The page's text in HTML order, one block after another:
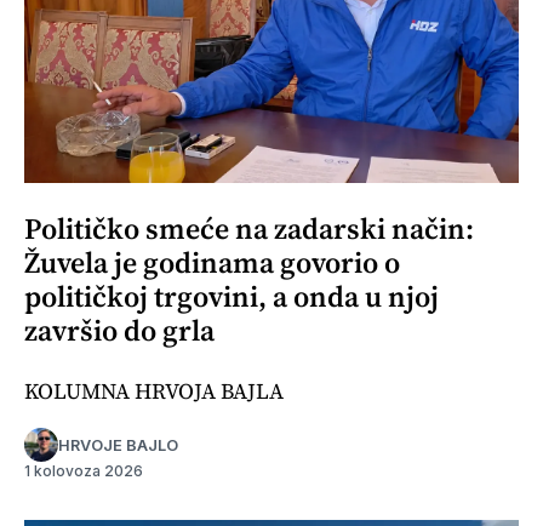
Političko smeće na zadarski način:
Žuvela je godinama govorio o
političkoj trgovini, a onda u njoj
završio do grla
KOLUMNA HRVOJA BAJLA
HRVOJE BAJLO
1 kolovoza 2026